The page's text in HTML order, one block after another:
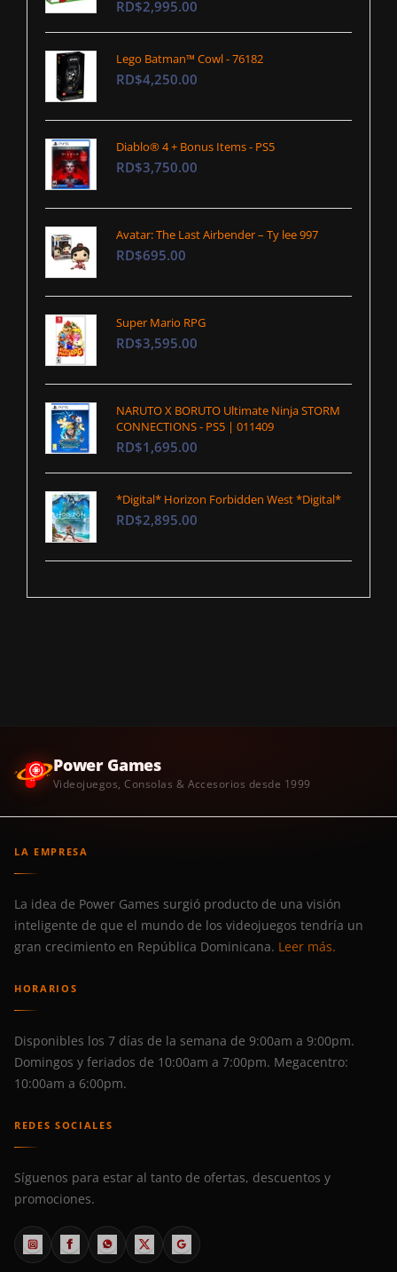
RD$2,995.00
Lego Batman™ Cowl - 76182
RD$4,250.00
Diablo® 4 + Bonus Items - PS5
RD$3,750.00
Avatar: The Last Airbender – Ty lee 997
RD$695.00
Super Mario RPG
RD$3,595.00
NARUTO X BORUTO Ultimate Ninja STORM
CONNECTIONS - PS5 | 011409
RD$1,695.00
*Digital* Horizon Forbidden West *Digital*
RD$2,895.00
Power Games
Videojuegos, Consolas & Accesorios desde 1999
LA EMPRESA
La idea de Power Games surgió producto de una visión
inteligente de que el mundo de los videojuegos tendría un
gran crecimiento en República Dominicana. Leer más.
HORARIOS
Disponibles los 7 días de la semana de 9:00am a 9:00pm.
Domingos y feriados de 10:00am a 7:00pm. Megacentro:
10:00am a 6:00pm.
REDES SOCIALES
Síguenos para estar al tanto de ofertas, descuentos y
promociones.